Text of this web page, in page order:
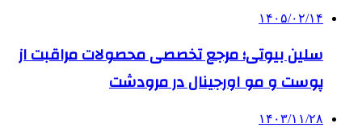
۱۴۰۵/۰۲/۱۴
سلین بیوتی؛ مرجع تخصصی محصولات مراقبت از
پوست و مو اورجینال در مرودشت
۱۴۰۳/۱۱/۲۸